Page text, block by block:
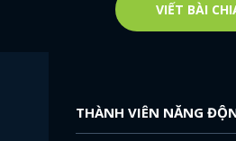
VIẾT BÀI
THÀNH VIÊN NĂNG